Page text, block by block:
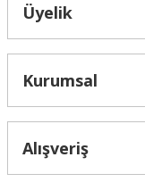
Üyelik
Kurumsal
Alışveriş